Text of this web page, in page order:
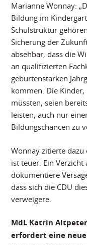
Marianne Wonnay:
Bildung im
Schulstruktur
Sicherung der
absehbar, dass die
an qualifizierten
geburtenstarken
kommen. Die Kinder,
müssten, seien
leisten, auch nur
Bildungschancen zu
Wonnay zitierte
ist teuer. Ein Verzicht
dokumentiere
dass sich die CDU
verweigere.
MdL Katrin
erfordert eine